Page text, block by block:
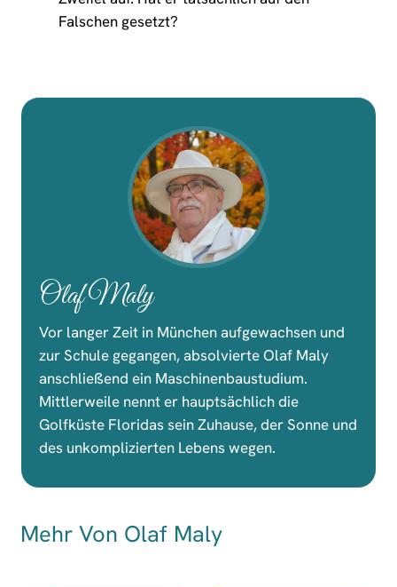
Falschen gesetzt?
Olaf Maly
Vor langer Zeit in München aufgewachsen und
zur Schule gegangen, absolvierte Olaf Maly
anschließend ein Maschinenbaustudium.
Mittlerweile nennt er hauptsächlich die
Golfküste Floridas sein Zuhause, der Sonne und
des unkomplizierten Lebens wegen.
Mehr Von Olaf Maly